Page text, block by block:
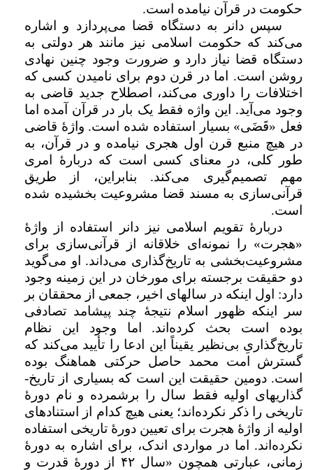
حکومت در قرآن نیامده است.
سپس دانر به دستگاه قضا می‌پردازد و اشاره
می‌کند که حکومت اسلامی نیز مانند هر دولتی به
دستگاه قضا نیاز دارد و ضرورت وجود چنین نهادی
روشن است. اما در قرن دوم برای نامیدن کسی که
اختلافات را داوری می‌کند، اصطلاح جدید قاضی به
وجود می‌آید. این واژه فقط یک بار در قرآن آمده اما
فعل «قَضَی» بسیار استفاده شده است. واژهٔ قاضی
در هیچ منبع قرن اول هجری نیامده و در قرآن، به
طور کلی، در معنای کسی است که دربارهٔ امری
مهم تصمیم‌گیری می‌کند. بنابراین، از طریق
قرآنی‌سازی به مسند قضا مشروعیت ­بخشیده شده
است.
دربارۀ تقویم اسلامی نیز دانر استفاده از واژهٔ
«هجرت» را نمونه‌ای خلاقانه از قرآنی‌سازی برای
مشروعیت‌­بخشی به تاریخ‌گذاری می‌­داند. او می‌گوید
دو حقیقت برجسته برای مورخان در این زمینه وجود
دارد: اول اینکه در سال­های اخیر، جمعی از محققان بر
سر اینکه ظهور اسلام نتیجۀ چند پیشامد تصادفی
بوده است بحث کرده‌اند. اما وجود این نظام
تاریخ‌‌گذاریِ بی­‌نظیر یقیناً این ادعا را تأیید­ می‌کند که
گسترش امت محمد حاصل حرکتی هماهنگ بوده
است. دومین حقیقت این است که بسیاری از تاریخ‌­
گذاری­های اولیه فقط سال را برشمرده و نام دورهٔ
تاریخی را ذکر نکرده­‌اند؛ یعنی هیچ کدام از استناد­های
اولیه از واژهٔ هجرت برای تعیین دورهٔ تاریخی استفاده
نکرده‌اند. اما در مواردی اندک، برای اشاره به دورهٔ
زمانی، عبارتی همچون «سال۴۲ از دورۀ قدرت و